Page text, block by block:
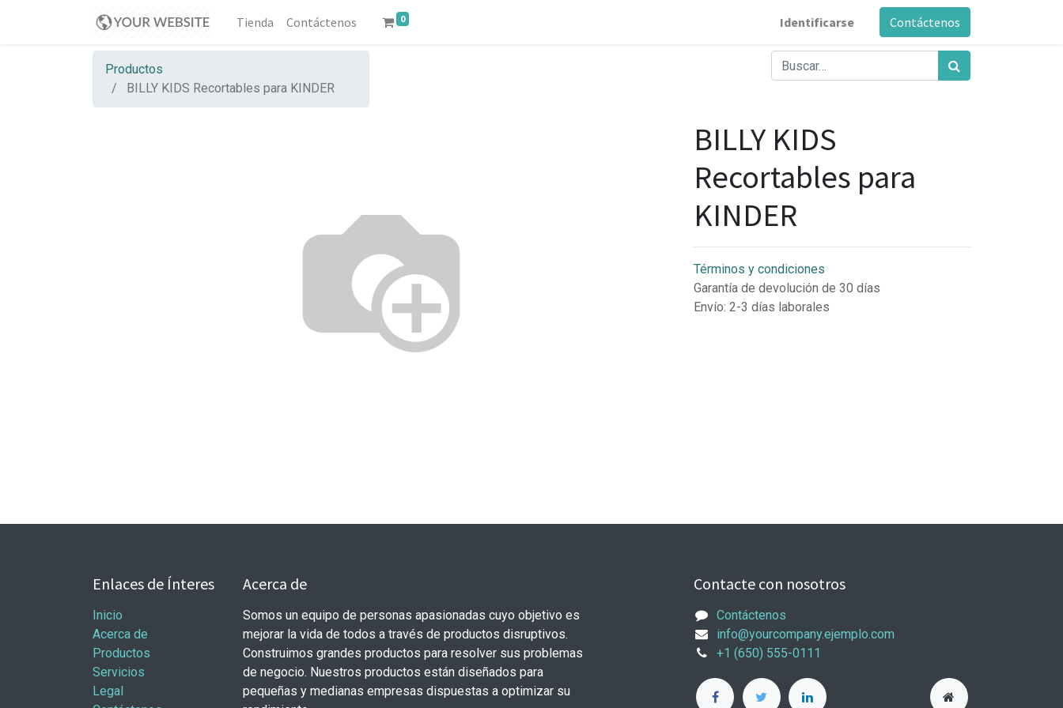
Tienda Contáctenos 0 Identificarse Contáctenos
Productos
BILLY KIDS Recortables para KINDER
BILLY KIDS
Recortables para
KINDER
Términos y condiciones
Garantía de devolución de 30 días
Envío: 2-3 días laborales
Enlaces de Ínteres
Inicio
Acerca de
Productos
Servicios
Legal
Acerca de
Somos un equipo de personas apasionadas cuyo objetivo es
mejorar la vida de todos a través de productos disruptivos.
Construimos grandes productos para resolver sus problemas
de negocio. Nuestros productos están diseñados para
pequeñas y medianas empresas dispuestas a optimizar su
Contacte con nosotros
Contáctenos
info@yourcompany.ejemplo.com
+1 (650) 555-0111